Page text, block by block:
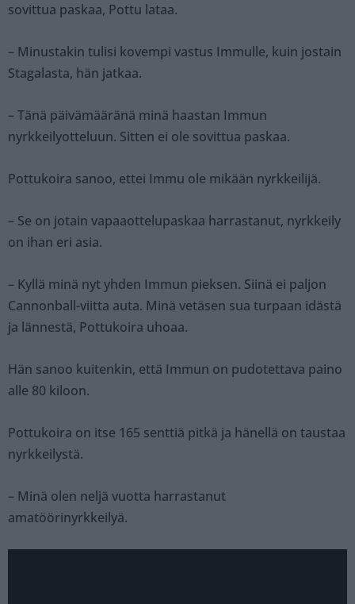
sovittua paskaa, Pottu lataa.
– Minustakin tulisi kovempi vastus Immulle, kuin jostain
Stagalasta, hän jatkaa.
– Tänä päivämääränä minä haastan Immun
nyrkkeilyotteluun. Sitten ei ole sovittua paskaa.
Pottukoira sanoo, ettei Immu ole mikään nyrkkeilijä.
– Se on jotain vapaaottelupaskaa harrastanut, nyrkkeily
on ihan eri asia.
– Kyllä minä nyt yhden Immun pieksen. Siinä ei paljon
Cannonball-viitta auta. Minä vetäsen sua turpaan idästä
ja lännestä, Pottukoira uhoaa.
Hän sanoo kuitenkin, että Immun on pudotettava paino
alle 80 kiloon.
Pottukoira on itse 165 senttiä pitkä ja hänellä on taustaa
nyrkkeilystä.
– Minä olen neljä vuotta harrastanut
amatöörinyrkkeilyä.